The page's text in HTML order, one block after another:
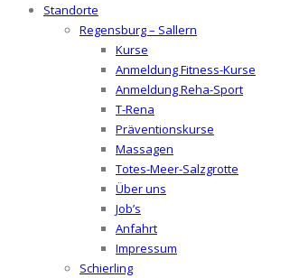
Standorte
Regensburg – Sallern
Kurse
Anmeldung Fitness-Kurse
Anmeldung Reha-Sport
T-Rena
Präventionskurse
Massagen
Totes-Meer-Salzgrotte
Über uns
Job’s
Anfahrt
Impressum
Schierling